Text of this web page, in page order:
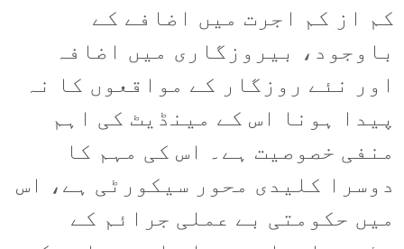
کم از کم اجرت میں اضافے کے
باوجود، بیروزگاری میں اضافہ
اور نئے روزگار کے مواقعوں کا نہ
پیدا ہونا اس کے مینڈیٹ کی اہم
منفی خصوصیت ہے۔ اس کی مہم کا
دوسرا کلیدی محور سیکورٹی ہے، اس
میں حکومتی بے عملی جرائم کے